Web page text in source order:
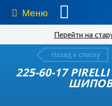
Меню
Перейти на
Назад к списку
225-60-17 PIRELLI